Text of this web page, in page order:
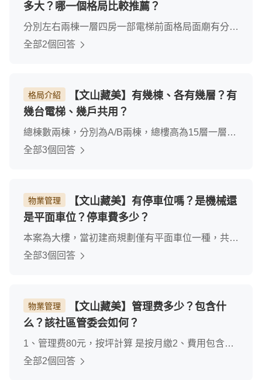
多大？哪一個格局比較推薦？
分別左右兩棟一層四房一部電梯前面格局面廟有分兩
房三房25~38坪總戶數 114 戶0店面平面車位110個
全部2個回答
格局介紹
【文山藏美】有幾棟、各有幾層？有
幾台電梯、幾戶共用？
總棟數兩棟，分別為A/B兩棟，總樓高為15層一層為
四戶，共用一部梯，總戶數114戶
全部3個回答
物業管理
【文山藏美】有停車位嗎？是機械還
是平面車位？停車費多少？
本案為大樓，當初建商規劃僅有平面車位一種，共為
110個平面車位，以總戶數114戶來說，比例快達到
全部3個回答
物業管理
【文山藏美】管理费多少？包含什
么？該社區管委会如何？
1、管理费80元，按坪計算 是按月繳2、費用包含的
服務範圍機車費用垃圾集中管理3、社區管理嚴格、
全部2個回答